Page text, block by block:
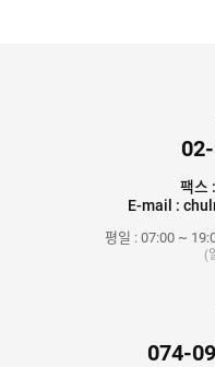
팩스
E-mail :
평일 : 07:00 ~
(
074-